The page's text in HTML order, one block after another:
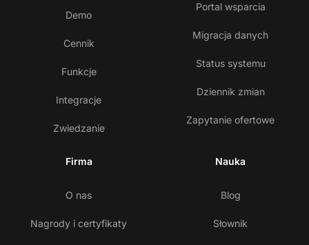
Demo
Cennik
Funkcje
Integracje
Zwiedzanie
Portal wsparcia
Migracja danych
Status systemu
Dziennik zmian
Zapytanie ofertowe
Firma
O nas
Nagrody i certyfikaty
Nauka
Blog
Słownik